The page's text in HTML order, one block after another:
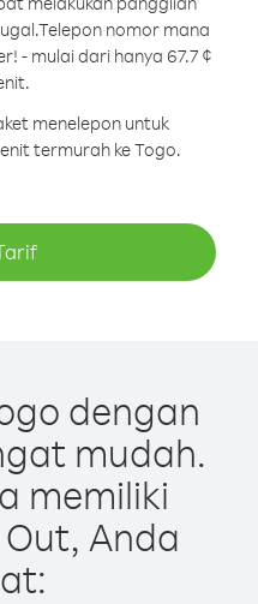
Telepon nomor mana
- mulai dari hanya 67.7 ¢
menelepon untuk
termurah ke Togo.
dengan
mudah.
memiliki
Anda